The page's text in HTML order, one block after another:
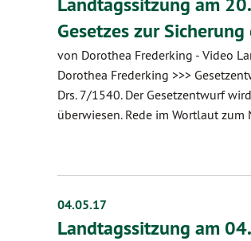
Gesetzes zur
von Dorothea Frederking - Video
Dorothea Frederking >>>
Drs. 7/1540. Der Gesetzentwurf
überwiesen. Rede im Wortlaut
04.05.17
Landtagssitzung am